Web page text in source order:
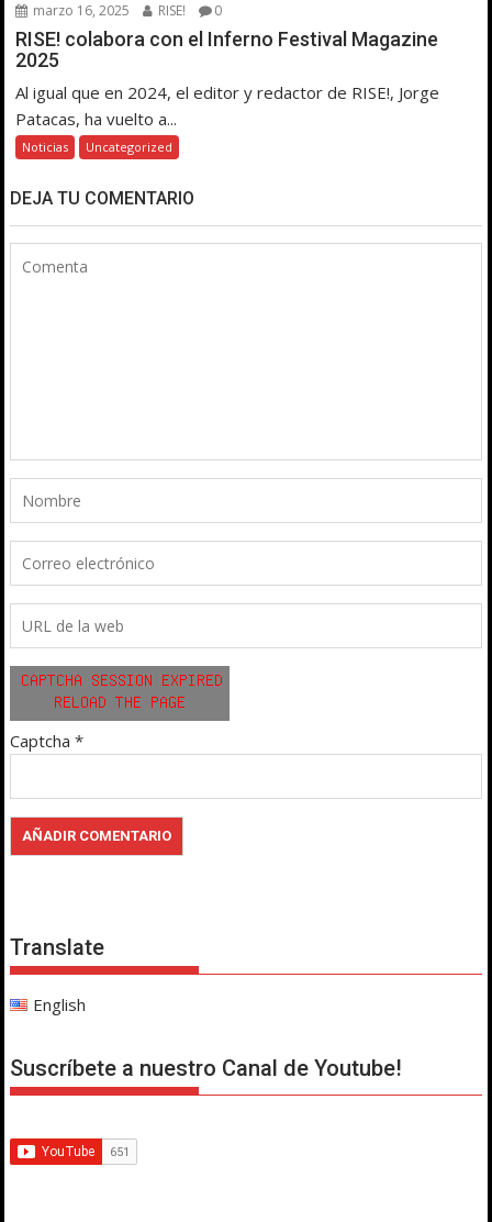
marzo 16, 2025 RISE! 0
RISE! colabora con el Inferno Festival Magazine
2025
Al igual que en 2024, el editor y redactor de RISE!, Jorge
Patacas, ha vuelto a...
Noticias Uncategorized
DEJA TU COMENTARIO
Captcha *
Translate
English
Suscríbete a nuestro Canal de Youtube!